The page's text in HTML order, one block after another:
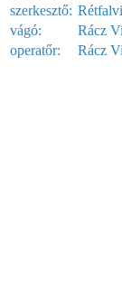
szerkesztő:
vágó:
Rácz
operatőr:
Rácz